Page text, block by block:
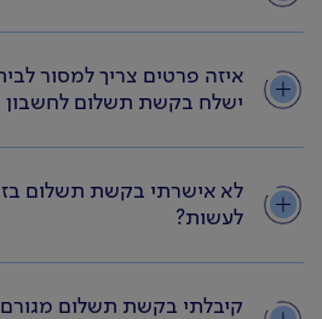
איזה פרטים צריך למסור
ישלח בקשת תשלום לחשבון
לא אישרתי בקשת תשלום
לעשות?
קיבלתי בקשת תשלום